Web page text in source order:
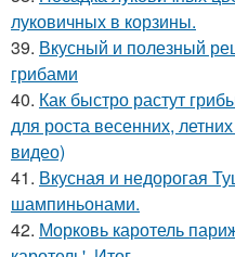
луковичных в корзины.
39. Вкусный и полезный
грибами
40. Как быстро растут
для роста весенних,
видео)
41. Вкусная и недорогая
шампиньонами.
42. Морковь каротель